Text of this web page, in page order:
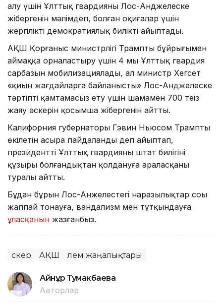
алу үшін Ұлттық гвардияны Лос-Анджелеске
жібергенін мәлімдеп, болған оқиғалар үшін
жергілікті демократиялық билікті айыптады.
АҚШ Қорғаныс министрлігі Трамптың бұйрығымен
аймаққа орналастыру үшін 4 мың Ұлттық гвардия
сарбазын мобилизациялады, ал министр Хегсет
«қиын жағдайларға байланысты» Лос-Анджелеске
тәртіпті қамтамасыз ету үшін шамамен 700 теңіз
жаяу әскерін қосымша жібергенін айтты.
Калифорния губернаторы Гэвин Ньюсом Трампты
өкілетін асыра пайдаланды деп айыптап,
президенттің Ұлттық гвардияны штат билігінің
құзыры болғандықтан қолдануға араласқаны
туралы айтты.
Бұдан бұрын Лос-Анжелестегі наразылықтар соңы
жаппай тонауға, вандализм мен тұтқындауға
ұласқанын жазғанбыз.
Әскер АҚШ Әлем жаңалықтары
Айнұр Тумакбаева
Авторлар